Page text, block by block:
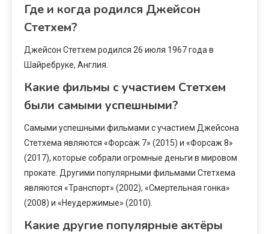
Где и когда родился Джейсон
Стетхем?
Джейсон Стетхем родился 26 июля 1967 года в
Шайребруке, Англия.
Какие фильмы с участием Стетхем
были самыми успешными?
Самыми успешными фильмами с участием Джейсона
Стетхема являются «Форсаж 7» (2015) и «Форсаж 8»
(2017), которые собрали огромные деньги в мировом
прокате. Другими популярными фильмами Стетхема
являются «Транспорт» (2002), «Смертельная гонка»
(2008) и «Неудержимые» (2010).
Какие другие популярные актёры